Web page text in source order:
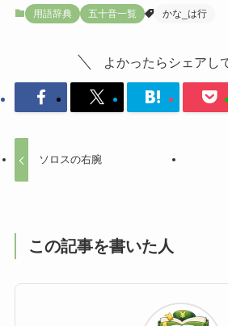
用語辞典 五十音一覧 かな_は行
よかったらシェアし
ソロスの右腕
この記事を書いた人